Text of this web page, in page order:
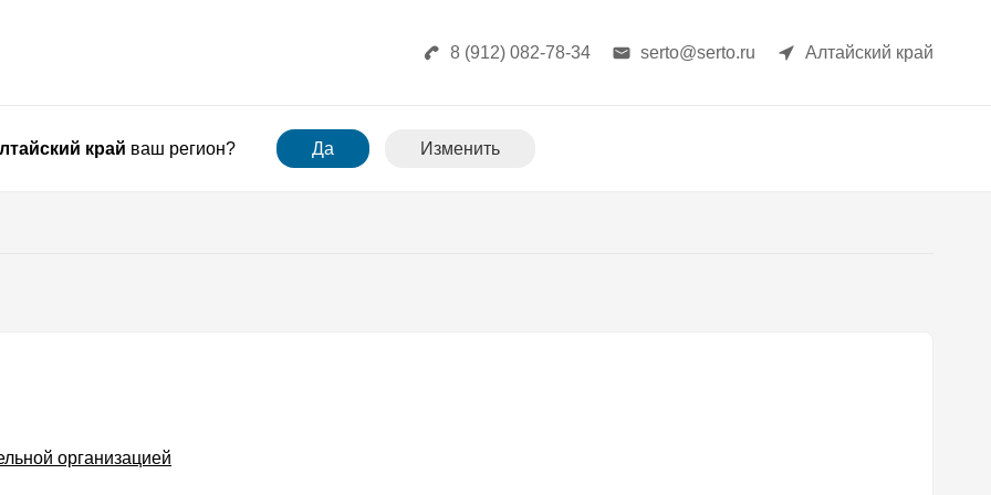
8 (912) 082-78-34 serto@serto.ru Алтайский край
край ваш регион? Да Изменить
организацией